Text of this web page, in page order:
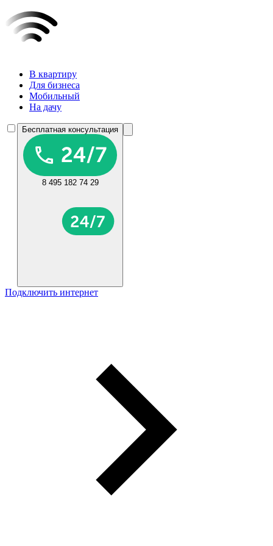
В квартиру
Для бизнеса
Мобильный
На дачу
Бесплатная консультация
8 495 182 74 29
Подключить интернет